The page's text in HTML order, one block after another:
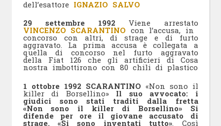
dell’esattore IGNAZIO SALVO
29 settembre 1992 Viene arrestato
VINCENZO SCARANTINO con l’accusa, in
concorso con altri, di strage e di furto
aggravato. La prima accusa è collegata a
quella di concorso nel furto aggravato
della Fiat 126 che gli artificieri di Cosa
nostra imbottirono con 80 chili di plastico
1 ottobre 1992 SCARANTINO «Non sono il
killer di Borsellino» Il suo avvocato: i
giudici sono stati traditi dalla fretta
«Non sono il killer di Borsellino» Si
difende per ore il giovane accusato di
strage. «Si sono inventati tutto» . Così